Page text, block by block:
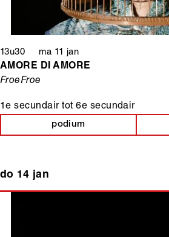
13u30 ma 11 jan
1e secundairtot6e secundair
AMORE DI AMORE
FroeFroe
podium
do 14 jan